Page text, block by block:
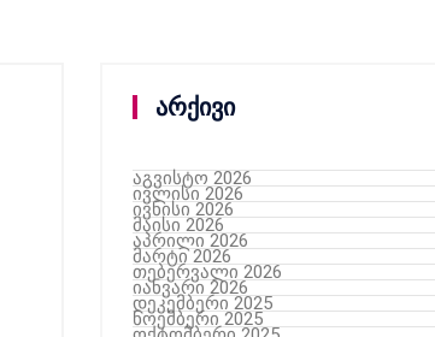
არქივი
აგვისტო 2026
ივლისი 2026
ივნისი 2026
მაისი 2026
აპრილი 2026
მარტი 2026
თებერვალი 2026
იანვარი 2026
დეკემბერი 2025
ნოემბერი 2025